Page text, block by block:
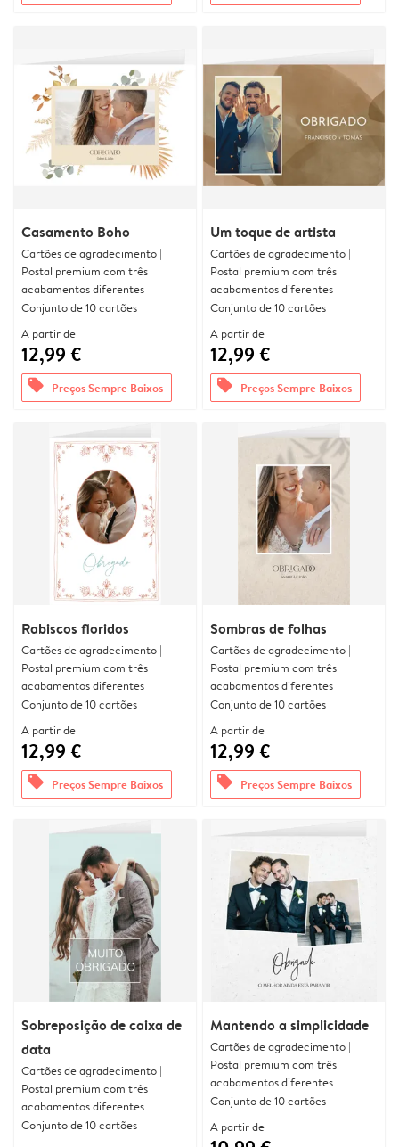
Casamento Boho
Cartões de agradecimento |
Postal premium com três
acabamentos diferentes
Conjunto de 10 cartões
A partir de
12,99 €
offers Preços Sempre Baixos
Um toque de artista
Cartões de agradecimento |
Postal premium com três
acabamentos diferentes
Conjunto de 10 cartões
A partir de
12,99 €
offers Preços Sempre Baixos
Rabiscos floridos
Cartões de agradecimento |
Postal premium com três
acabamentos diferentes
Conjunto de 10 cartões
A partir de
12,99 €
offers Preços Sempre Baixos
Sombras de folhas
Cartões de agradecimento |
Postal premium com três
acabamentos diferentes
Conjunto de 10 cartões
A partir de
12,99 €
offers Preços Sempre Baixos
Sobreposição de caixa de
data
Cartões de agradecimento |
Postal premium com três
acabamentos diferentes
Conjunto de 10 cartões
Mantendo a simplicidade
Cartões de agradecimento |
Postal premium com três
acabamentos diferentes
Conjunto de 10 cartões
A partir de